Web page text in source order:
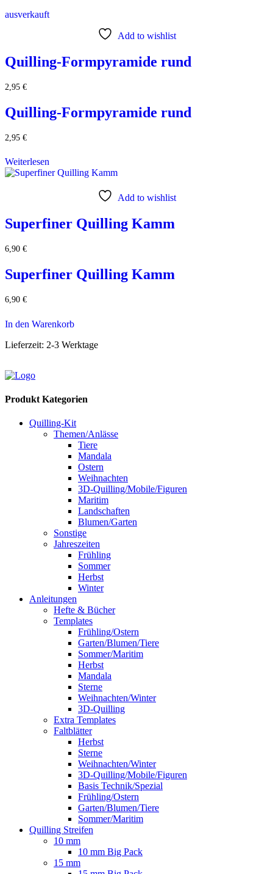
ausverkauft
Add to wishlist
Quilling-Formpyramide rund
2,95 €
Quilling-Formpyramide rund
2,95 €
Weiterlesen
Add to wishlist
Superfiner Quilling Kamm
6,90 €
Superfiner Quilling Kamm
6,90 €
In den Warenkorb
Lieferzeit: 2-3 Werktage
Produkt Kategorien
Quilling-Kit
Themen/Anlässe
Tiere
Mandala
Ostern
Weihnachten
3D-Quilling/Mobile/Figuren
Maritim
Landschaften
Blumen/Garten
Sonstige
Jahreszeiten
Frühling
Sommer
Herbst
Winter
Anleitungen
Hefte & Bücher
Templates
Frühling/Ostern
Garten/Blumen/Tiere
Sommer/Maritim
Herbst
Mandala
Sterne
Weihnachten/Winter
3D-Quilling
Extra Templates
Faltblätter
Herbst
Sterne
Weihnachten/Winter
3D-Quilling/Mobile/Figuren
Basis Technik/Spezial
Frühling/Ostern
Garten/Blumen/Tiere
Sommer/Maritim
Quilling Streifen
10 mm
10 mm Big Pack
15 mm